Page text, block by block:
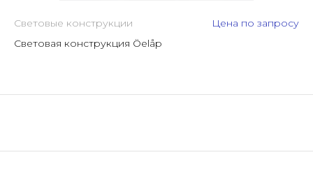
Световые конструкции
Цена по запросу
Световая конструкция Öelåp